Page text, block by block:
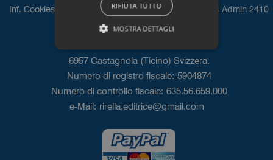
Inf. Cookies Inf. Privacy|Informativa Press Admin 2410
© 2021-26 Rirella Editrice
6957 Castagnola (Ticino) Svizzera.
Numero di registro fiscale: 5904874
Numero di controllo fiscale: 635.56.659.000
e-Mail: rirella.editrice@gmail.com
RIFIUTA TUTTO
MOSTRA DETTAGLI